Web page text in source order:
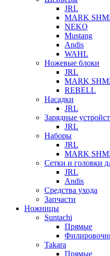
JRL
MARK
NEKO
Mustang
Andis
WAHL
Ножевые блоки
JRL
MARK
REBELL
Насадки
JRL
Зарядные
JRL
Наборы
JRL
MARK
Сетки и головки
JRL
Andis
Средства ухода
Запчасти
Ножницы
Suntachi
Прямые
Takara
Прямые